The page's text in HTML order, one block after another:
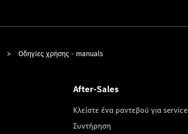
> Οδηγίες χρήσης - manuals
After-Sales
Κλείστε ένα ραντεβού για service
Συντήρηση